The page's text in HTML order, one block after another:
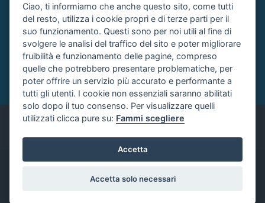
Chiedi un Consiglio
Area Ticket
CONTATTA L'AMMINISTRAZIONE
Clicca quì
Italiano
© by ©XenTR | Xenforo Add-ons
Ciao, ti informiamo che anche questo sito, come tutti
del resto, utilizza i cookie propri e di terze parti per il
suo funzionamento. Questi sono per noi utili al fine di
svolgere le analisi del traffico del sito e poter migliorare
fruibilità e funzionamento delle pagine, compreso
quelle che potrebbero presentare problematiche, per
poter offrire un servizio più accurato e performante a
tutti gli utenti. I cookie non essenziali saranno abilitati
solo dopo il tuo consenso. Per visualizzare quelli
utilizzati clicca pure su: Fammi scegliere
Accetta
Accetta solo necessari